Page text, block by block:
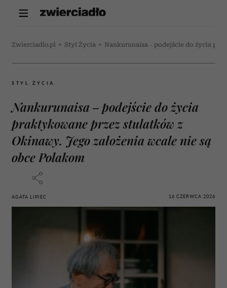
Zwierciadlo.pl > Styl Życia > Nankurunaisa – podejście do życia
STYL ŻYCIA
Nankurunaisa – podejście do życia
praktykowane przez stulatków z
Okinawy. Jego założenia wcale nie są
obce Polakom
AGATA LIPIEC 16 CZERWCA 2026